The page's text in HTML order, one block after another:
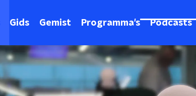
Gids Gemist Programma's Podcasts